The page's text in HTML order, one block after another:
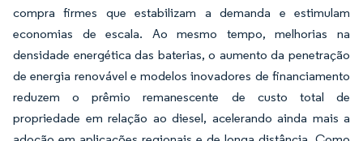
compra firmes que estabilizam a demanda e estimulam
economias de escala. Ao mesmo tempo, melhorias na
densidade energética das baterias, o aumento da penetração
de energia renovável e modelos inovadores de financiamento
reduzem o prêmio remanescente de custo total de
propriedade em relação ao diesel, acelerando ainda mais a